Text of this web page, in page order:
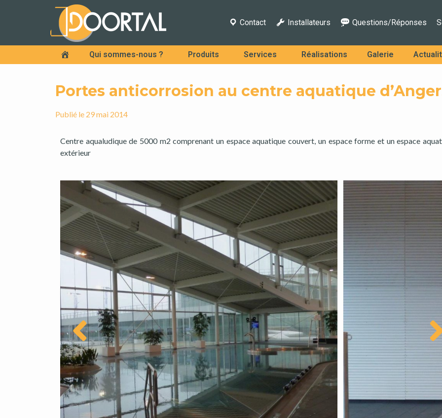
Contact Installateurs Questions/Réponses
Accueil Qui sommes-nous ? Produits Services Réalisations Galerie
Portes anticorrosion au centre aquatique
Publié le 29 mai 2014
Centre aqualudique de 5000 m2 comprenant un espace aquatique couvert, un espace forme et un espace
extérieur